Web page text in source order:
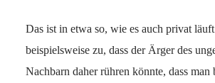
Das ist in etwa so, wie es auch privat
beispielsweise zu, dass der Ärger des
Nachbarn daher rühren könnte, dass man